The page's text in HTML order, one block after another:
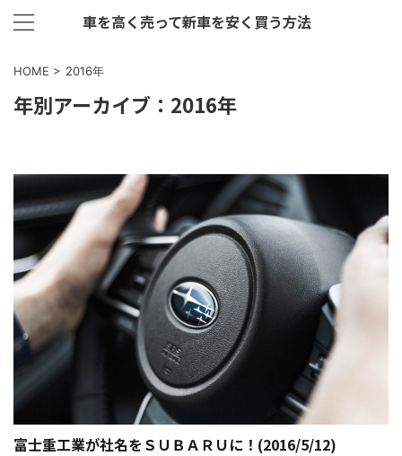
車を高く売って新車を安く買う方法
HOME > 2016年
年別アーカイブ：2016年
富士重工業が社名をＳＵＢＡＲＵに！(2016/5/12)